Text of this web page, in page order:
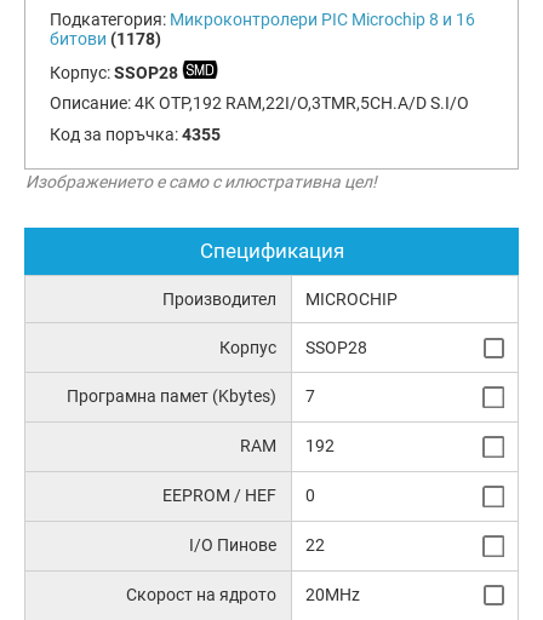
Подкатегория: Микроконтролери PIC Microchip 8 и 16
битови (1178)
Корпус:SSOP28
Описание:4K OTP,192 RAM,22I/O,3TMR,5CH.A/D S.I/O
Код за поръчка:4355
Изображението е само с илюстративна цел!
Спецификация
Производител MICROCHIP
Корпус SSOP28
Програмна памет (Kbytes) 7
RAM 192
EEPROM / HEF 0
I/O Пинове 22
Скорост на ядрото 20MHz